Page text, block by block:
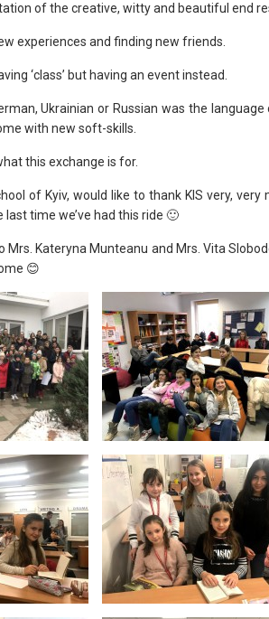
of the creative, witty and beautiful end
experiences and finding new friends.
‘class’ but having an event instead.
Ukrainian or Russian was the
with new soft-skills.
this exchange is for.
of Kyiv, would like to thank KIS very,
last time we’ve had this ride 🙂
Mrs. Kateryna Munteanu and Mrs. Vita
😊